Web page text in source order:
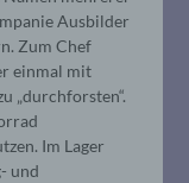
Ausbilder
Zum Chef
einmal mit
„durchforsten“.
Im Lager
und